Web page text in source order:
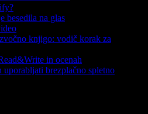
besedila na glas
knjigo: vodič korak za
in ocenah
brezplačno spletno